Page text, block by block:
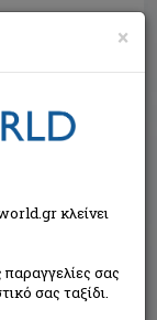
×
κλείνει
παραγγελίες σας
σας ταξίδι.